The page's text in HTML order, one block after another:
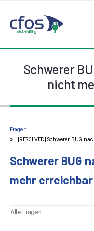
Schwerer
nicht
Fragen
[RESOLVED] Schwerer BUG
Schwerer BUG
mehr